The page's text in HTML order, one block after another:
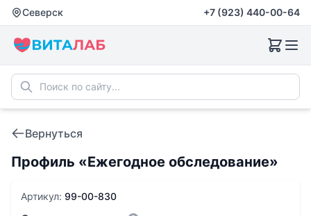
Северск +7 (923) 440-00-64
Вернуться
Профиль «Ежегодное обследование»
Артикул: 99-00-830